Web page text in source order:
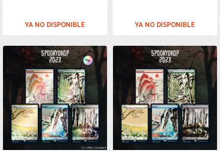
YA NO DISPONIBLE YA NO DISPONIBLE